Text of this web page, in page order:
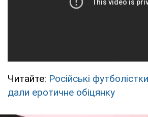
Читайте: Російські
дали еротичне обіцянку